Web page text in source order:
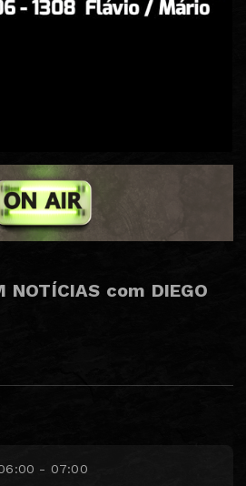
NOTÍCIAS com DIEGO
- 07:00